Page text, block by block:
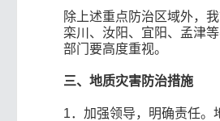
除上述重点防治区域外，
栾川、汝阳、宜阳、孟津
部门要高度重视。
三、地质灾害防治措施
1．加强领导，明确责任。